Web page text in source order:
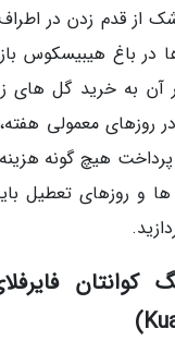
از قدم زدن در
در باغ هیبیسکوس
آن به خرید گل های
روزهای معمولی
هیچ گونه هزینه